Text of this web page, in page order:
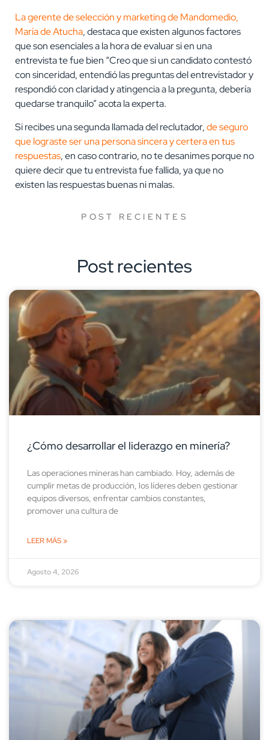
La gerente de selección y marketing de Mandomedio,
María de Atucha, destaca que existen algunos factores
que son esenciales a la hora de evaluar si en una
entrevista te fue bien “Creo que si un candidato contestó
con sinceridad, entendió las preguntas del entrevistador y
respondió con claridad y atingencia a la pregunta, debería
quedarse tranquilo” acota la experta.
Si recibes una segunda llamada del reclutador,de seguro
que lograste ser una persona sincera y certera en tus
respuestas, en caso contrario, no te desanimes porque no
quiere decir que tu entrevista fue fallida, ya que no
existen las respuestas buenas ni malas.
POST RECIENTES
Post recientes
¿Cómo desarrollar el liderazgo en minería?
Las operaciones mineras han cambiado. Hoy, además de
cumplir metas de producción, los líderes deben gestionar
equipos diversos, enfrentar cambios constantes,
promover una cultura de
LEER MÁS »
Agosto 4, 2026